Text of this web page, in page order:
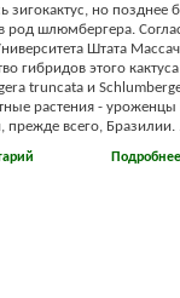
зигокактус, но позднее
род шлюмбергера.
Штата
гибридов этого
truncata и
растения -
всего, Бразилии.
Подробнее